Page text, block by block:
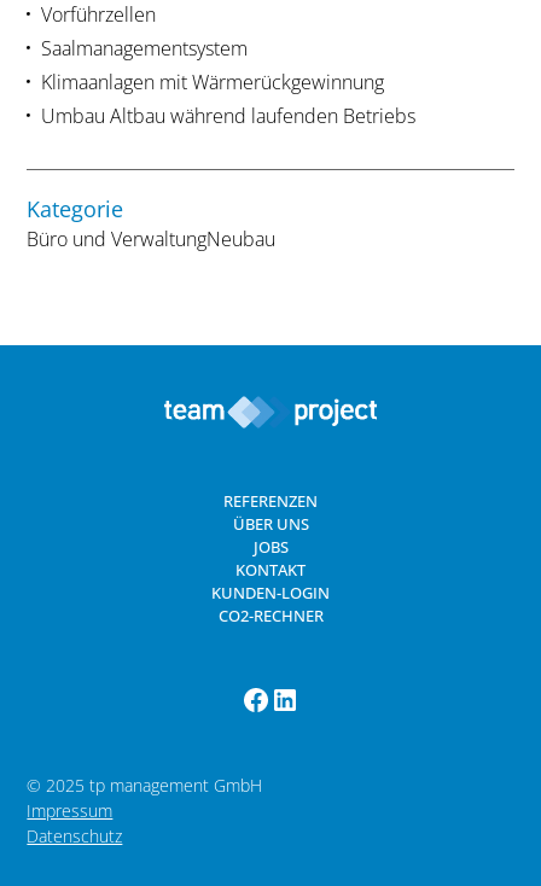
Vorführzellen
Saalmanagementsystem
Klimaanlagen mit Wärmerückgewinnung
Umbau Altbau während laufenden Betriebs
Kategorie
Büro und VerwaltungNeubau
REFERENZEN
ÜBER UNS
JOBS
KONTAKT
KUNDEN-LOGIN
CO2-RECHNER
© 2025 tp management GmbH
Impressum
Datenschutz